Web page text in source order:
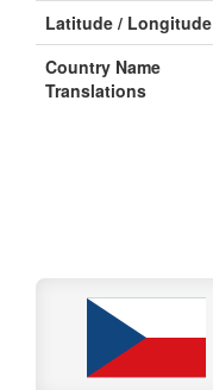
Latitude / Longitude
Country Name
Translations